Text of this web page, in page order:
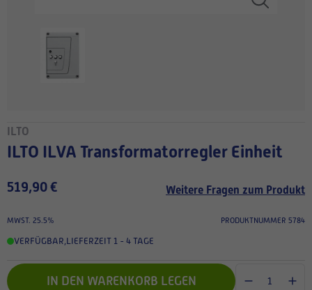
ILTO
ILTO ILVA Transformatorregler Einheit
519,90 € Weitere Fragen zum Produkt
MWST. 25.5% PRODUKTNUMMER 5784
VERFÜGBAR LIEFERZEIT 1 - 4 TAGE
IN DEN WARENKORB LEGEN